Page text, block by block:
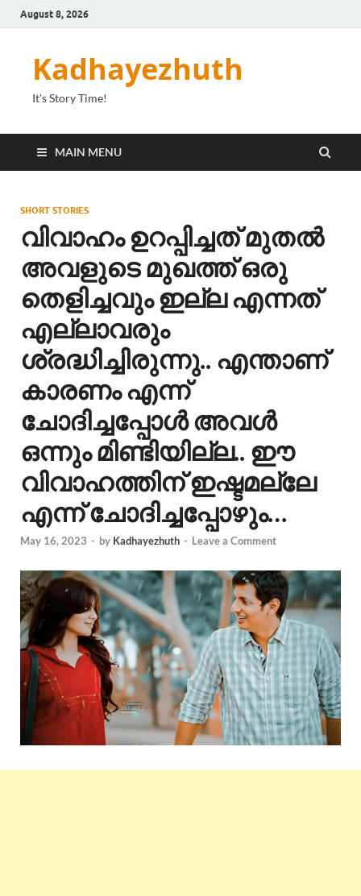
August 8, 2026
Kadhayezhuth
It's Story Time!
MAIN MENU
SHORT STORIES
വിവാഹം ഉറപ്പിച്ചത് മുതൽ
അവളുടെ മുഖത്ത് ഒരു
തെളിച്ചവും ഇല്ല എന്നത്
എല്ലാവരും
ശ്രദ്ധിച്ചിരുന്നു.. എന്താണ്
കാരണം എന്ന്
ചോദിച്ചപ്പോൾ അവൾ
ഒന്നും മിണ്ടിയില്ല.. ഈ
വിവാഹത്തിന് ഇഷ്ടമല്ലേ
എന്ന് ചോദിച്ചപ്പോഴും…
May 16, 2023 - by Kadhayezhuth - Leave a Comment